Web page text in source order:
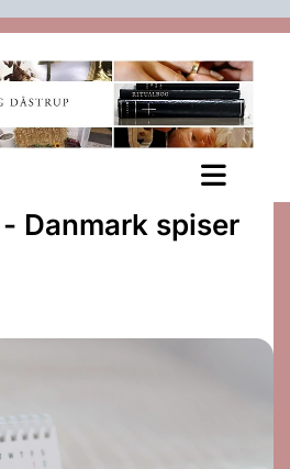
Danmark spiser